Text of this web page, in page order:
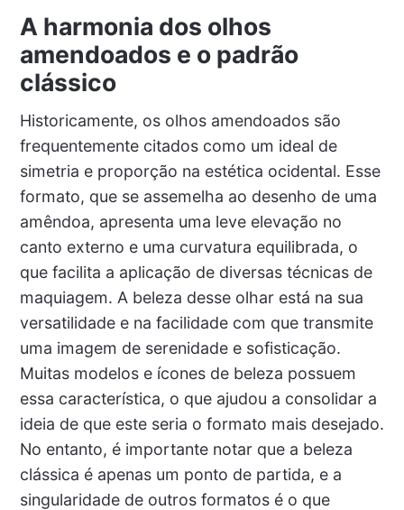
A harmonia dos olhos
amendoados e o padrão
clássico
Historicamente, os olhos amendoados são
frequentemente citados como um ideal de
simetria e proporção na estética ocidental. Esse
formato, que se assemelha ao desenho de uma
amêndoa, apresenta uma leve elevação no
canto externo e uma curvatura equilibrada, o
que facilita a aplicação de diversas técnicas de
maquiagem. A beleza desse olhar está na sua
versatilidade e na facilidade com que transmite
uma imagem de serenidade e sofisticação.
Muitas modelos e ícones de beleza possuem
essa característica, o que ajudou a consolidar a
ideia de que este seria o formato mais desejado.
No entanto, é importante notar que a beleza
clássica é apenas um ponto de partida, e a
singularidade de outros formatos é o que